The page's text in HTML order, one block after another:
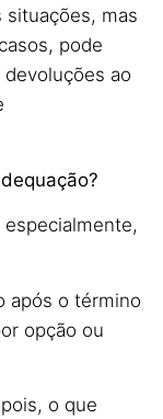
situações, mas
pode
ao
após o término
opção ou
o que